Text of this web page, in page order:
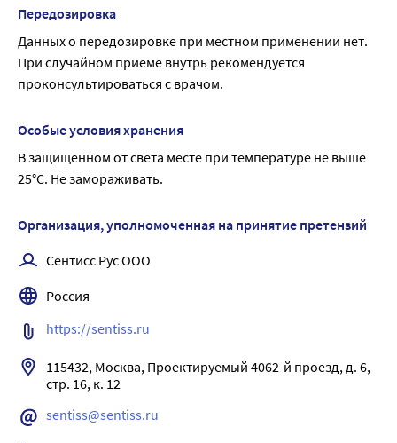
использования остается ниже возможного предела
сделать вывод о том, что системная абсорбция
компонентов препарата с поверхности глаза при
использовании глазных капель Офтолик® БК
Передозировка
Данных о передозировке при местном применении нет.
При случайном приеме внутрь рекомендуется
проконсультироваться с врачом.
Особые условия хранения
В защищенном от света месте при температуре не выше
25°С. Не замораживать.
Организация, уполномоченная на принятие претензий
Сентисс Рус ООО
Россия
https://sentiss.ru
115432, Москва, Проектируемый 4062-й проезд, д. 6,
стр. 16, к. 12
sentiss@sentiss.ru